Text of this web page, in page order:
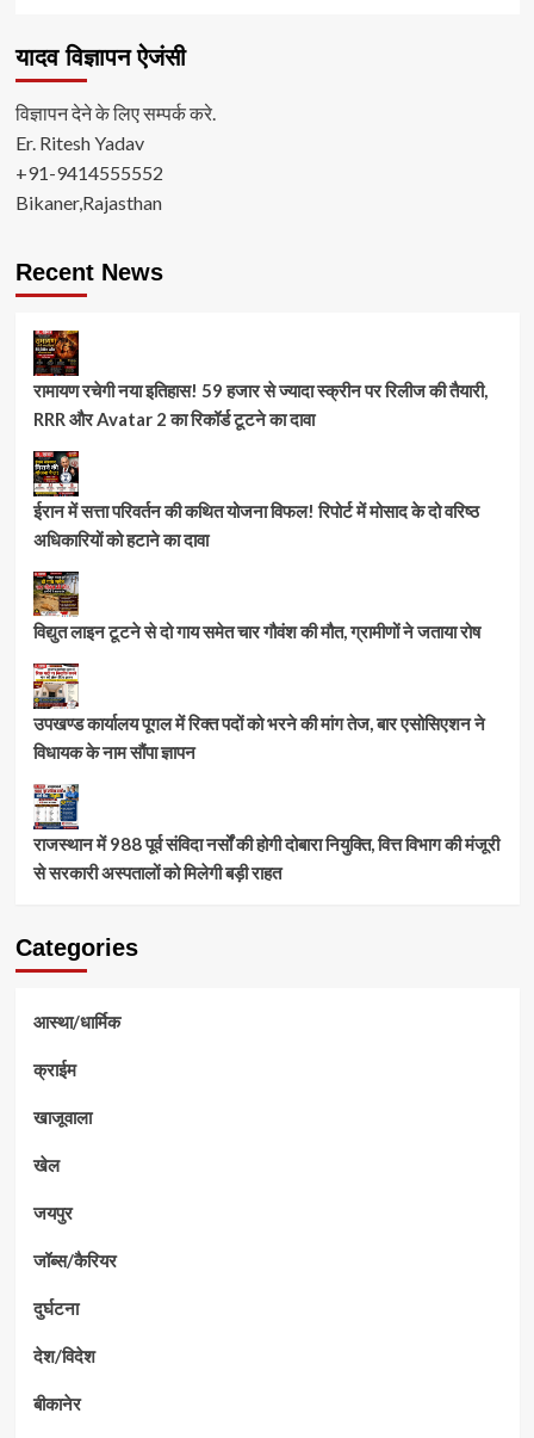
यादव विज्ञापन ऐजंसी
विज्ञापन देने के लिए सम्पर्क करे.
Er. Ritesh Yadav
+91-9414555552
Bikaner,Rajasthan
Recent News
रामायण रचेगी नया इतिहास! 59 हजार से ज्यादा स्क्रीन पर रिलीज की तैयारी,
RRR और Avatar 2 का रिकॉर्ड टूटने का दावा
ईरान में सत्ता परिवर्तन की कथित योजना विफल! रिपोर्ट में मोसाद के दो वरिष्ठ
अधिकारियों को हटाने का दावा
विद्युत लाइन टूटने से दो गाय समेत चार गौवंश की मौत, ग्रामीणों ने जताया रोष
उपखण्ड कार्यालय पूगल में रिक्त पदों को भरने की मांग तेज, बार एसोसिएशन ने
विधायक के नाम सौंपा ज्ञापन
राजस्थान में 988 पूर्व संविदा नर्सों की होगी दोबारा नियुक्ति, वित्त विभाग की मंजूरी
से सरकारी अस्पतालों को मिलेगी बड़ी राहत
Categories
आस्था/धार्मिक
क्राईम
खाजूवाला
खेल
जयपुर
जॉब्स/कैरियर
दुर्घटना
देश/विदेश
बीकानेर